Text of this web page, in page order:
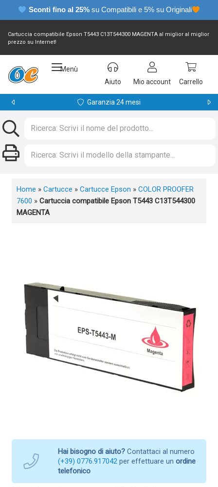
Sconti fino al 25% su Compatibili e 5% su Originali
Cartuccia compatibile Epson T5443 C13T544300 MAGENTA al miglior al miglior
prezzo su Internet!
Menù
Aiuto
Mio account Carrello
Garanzia 24 mesi
Home » Cartucce » Cartucce Epson » COLOR PROOFER
7600 » Cartuccia compatibile Epson T5443 C13T544300
MAGENTA
Hai bisogno di aiuto? Contattaci al numero
(+39) 0776.917042 per effettuare un ordine
telefonico